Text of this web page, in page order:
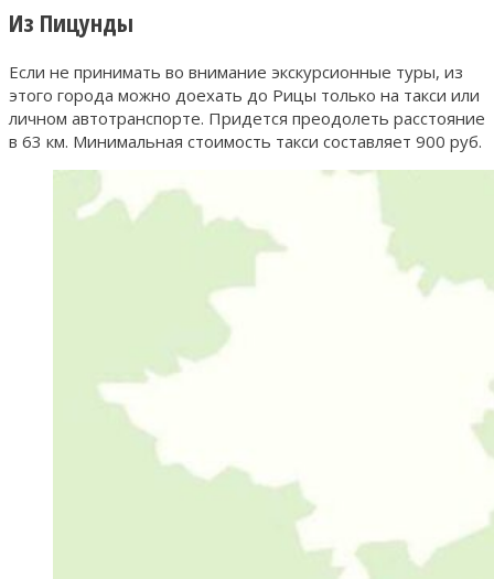
Из Пицунды
Если не принимать во внимание экскурсионные туры, из
этого города можно доехать до Рицы только на такси или
личном автотранспорте. Придется преодолеть расстояние
в 63 км. Минимальная стоимость такси составляет 900 руб.